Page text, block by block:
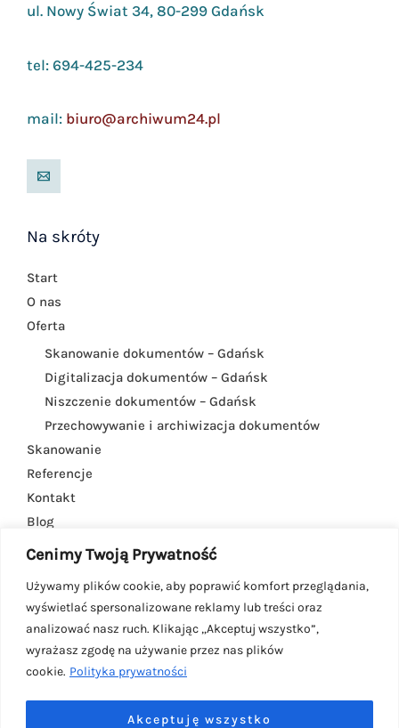
Cenimy Twoją Prywatność
Używamy plików cookie, aby poprawić komfort przeglądania,
wyświetlać spersonalizowane reklamy lub treści oraz
analizować nasz ruch. Klikając „Akceptuj wszystko”,
wyrażasz zgodę na używanie przez nas plików
cookie. Polityka prywatności
Akceptuję wszystko
ul. Nowy Świat 34, 80-299 Gdańsk
tel: 694-425-234
mail: biuro@archiwum24.pl
Na skróty
Start
O nas
Oferta
Skanowanie dokumentów – Gdańsk
Digitalizacja dokumentów – Gdańsk
Niszczenie dokumentów – Gdańsk
Przechowywanie i archiwizacja dokumentów
Skanowanie
Referencje
Kontakt
Blog
Wniosek o przesłanie kopii dokumentów
ze zlikwidowanych zakładów pracy
Niszczenie dokumentów - woj. Pomorskie